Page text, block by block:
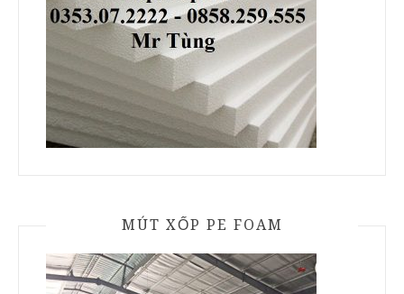
MÚT XỐP PE FOAM